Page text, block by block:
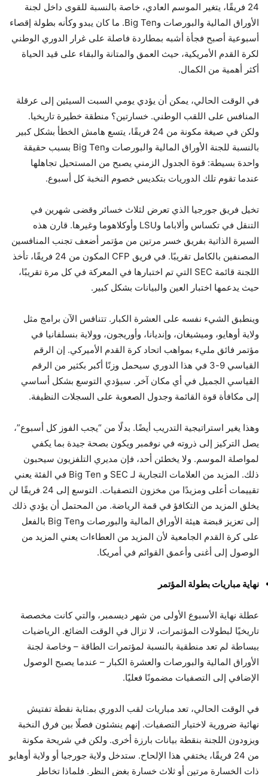
24 فريقًا، يتغير الموسم العادي، خاصة بالنسبة للقوى داخل لجنة
الأوراق المالية والبورصات وBig Ten. ما كان يبدو وكأنه بطولة إقصاء
أسبوعية أصبح فجأة أشبه بمطاردة فاصلة على غرار الدوري الوطني
لكرة القدم الأمريكية، حيث العمق والمتانة والبقاء على قيد الحياة
أكثر أهمية من الكمال.
في الوقت الحالي، يمكن أن يؤدي يومي السبت السيئين إلى عرقلة
المنافس على اللقب الوطني. خسارتين؟ منطقة خطيرة تاريخيا.
ولكن في صيغة مكونة من 24 فريقًا، يتسع هامش الخطأ بشكل كبير
بالنسبة للجنة الأوراق المالية والبورصات وBig Ten بسبب حقيقة
واحدة بسيطة: قوة الجدول الزمني يصبح من المستحيل تجاهلها
عندما تقوم تلك الدوريات بتكديس خصوم النخبة كل أسبوع.
تخيل فريق جورجيا الذي تعرض لثلاث خسائر وقضى شهرين في
التنقل في تكساس وألاباما وLSU وأوكلاهوما وغيرها. قارن هذه
السيرة الذاتية بفريق خسر مرتين من مؤتمر أضعف تجنب المنافسين
المصنفين بالكامل تقريبًا. في فريق CFP المكون من 24 فريقًا، تأخذ
اللجنة قائمة SEC التي تم اختبارها في المعركة في كل مرة تقريبًا،
حيث يدعمها اختبار العين والبيانات بشكل كبير.
وينطبق الشيء نفسه على العشرة الكبار. تتنافس الآن برامج مثل
ولاية أوهايو، وميشيغان، وإنديانا، وأوريجون، وولاية بنسلفانيا في
مؤتمر فائق مليء بمواهب اتحاد كرة القدم الأميركي. إن الرقم
القياسي 9-3 في هذا الدوري سيحمل وزنًا أكبر بكثير من الرقم
القياسي الجميل في أي مكان آخر. سيؤدي التوسع بشكل أساسي
إلى مكافأة قوة القائمة وجدول الصعوبة على السجلات النظيفة.
وهذا يغير استراتيجية التدريب أيضًا. بدلًا من “يجب الفوز كل أسبوع”،
يصل التركيز إلى ذروته في نوفمبر ويكون بصحة جيدة بما يكفي
لمواصلة الموسم. ولا يخطئن أحد، فإن مديري التلفزيون سيحبون
ذلك. المزيد من العلامات التجارية لـ SEC و Big Ten في الفئة يعني
تقييمات أعلى ومزيدًا من مخزون التصفيات. التوسع إلى 24 فريقًا لن
يخلق المزيد من التكافؤ في قمة الرياضة. من المحتمل أن يؤدي ذلك
إلى تعزيز قبضة هيئة الأوراق المالية والبورصات وBig Ten بالفعل
على كرة القدم الجامعية لأن المزيد من العطاءات يعني المزيد من
الوصول إلى أغنى وأعمق القوائم في أمريكا.
نهاية مباريات بطولة المؤتمر
عطلة نهاية الأسبوع الأولى من شهر ديسمبر، والتي كانت مخصصة
تاريخيًا لبطولات المؤتمرات، لا تزال في الوقت الضائع. الرياضيات
ببساطة لم تعد منطقية بالنسبة لمؤتمرات الطاقة – وخاصة لجنة
الأوراق المالية والبورصات والعشرة الكبار – عندما يصبح الوصول
الإضافي إلى التصفيات مضمونًا فعليًا.
في الوقت الحالي، تعد مباريات لقب الدوري بمثابة نقطة تفتيش
نهائية ضرورية لاختيار التصفيات. إنهم ينشئون فصلًا بين فرق النخبة
ويزودون اللجنة بنقطة بيانات بارزة أخرى. ولكن في شريحة مكونة
من 24 فريقًا، يختفي هذا الإلحاح. ستدخل ولاية جورجيا أو ولاية أوهايو
ذات الخسارة مرتين أو ثلاث خسارة بغض النظر. فلماذا تخاطر